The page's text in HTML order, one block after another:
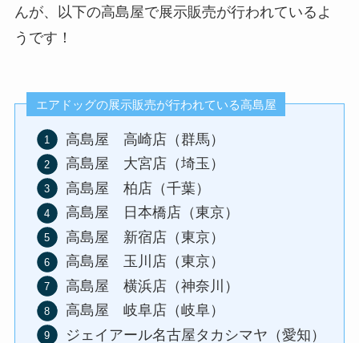
んが、以下の高島屋で展示販売が行われているよ
うです！
エアドッグの展示販売が行われている高島屋
高島屋 高崎店（群馬）
高島屋 大宮店（埼玉）
高島屋 柏店（千葉）
高島屋 日本橋店（東京）
高島屋 新宿店（東京）
高島屋 玉川店（東京）
高島屋 横浜店（神奈川）
高島屋 岐阜店（岐阜）
ジェイアール名古屋タカシマヤ（愛知）